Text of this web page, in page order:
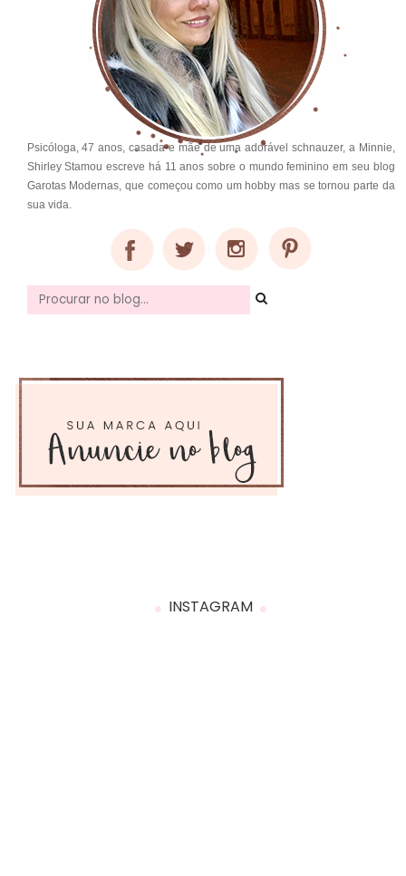
Psicóloga, 47 anos, casada e mãe de uma adorável schnauzer, a Minnie,
Shirley Stamou escreve há 11 anos sobre o mundo feminino em seu blog
Garotas Modernas, que começou como um hobby mas se tornou parte da
sua vida.
INSTAGRAM